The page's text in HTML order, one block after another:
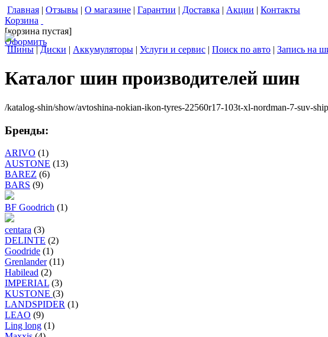
Главная | Отзывы | О магазине | Гарантии | Доставка | Акции | Контакты
Корзина
[корзина пустая]
Оформить
Шины | Диски | Аккумуляторы | Услуги и сервис | Поиск по авто | Запись на
Каталог шин производителей шин
/katalog-shin/show/avtoshina-nokian-ikon-tyres-22560r17-103t-xl-nordman-7-suv-
Бренды:
ARIVO (1)
AUSTONE (13)
BAREZ (6)
BARS (9)
BF Goodrich (1)
centara (3)
DELINTE (2)
Goodride (1)
Grenlander (11)
Habilead (2)
IMPERIAL (3)
KUSTONE (3)
LANDSPIDER (1)
LEAO (9)
Ling long (1)